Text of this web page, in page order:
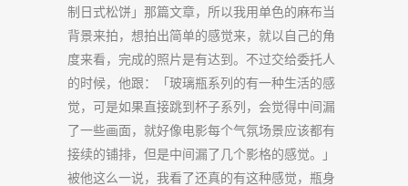
制日式松饼」那篇文章，所以我用单色的麻布当
背景来拍，想拍出简单的感觉来，就以自己的角
度来看，完成的照片是有达到。不过交给委托人
的时候，他跟：「玻璃瓶系列的有一种生活的感
觉，可是如果直接跳到杯子系列，会觉得中间漏
了一些画面，就好像电影每个气氛场景应该都有
接续的铺排，但是中间漏了几个影格的感觉。」
被他这么一说，我看了还真的有这种感觉，瓶身